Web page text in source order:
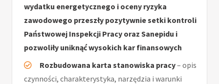
wydatku energetycznego i oceny ryzyka
zawodowego przeszły pozytywnie setki kontroli
Państwowej Inspekcji Pracy oraz Sanepidu i
pozwoliły uniknąć wysokich kar finansowych
Rozbudowana karta stanowiska pracy– opis
czynności, charakterystyka, narzędzia i warunki